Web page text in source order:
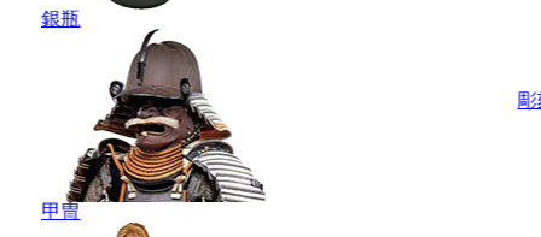
銀瓶
甲冑
彫